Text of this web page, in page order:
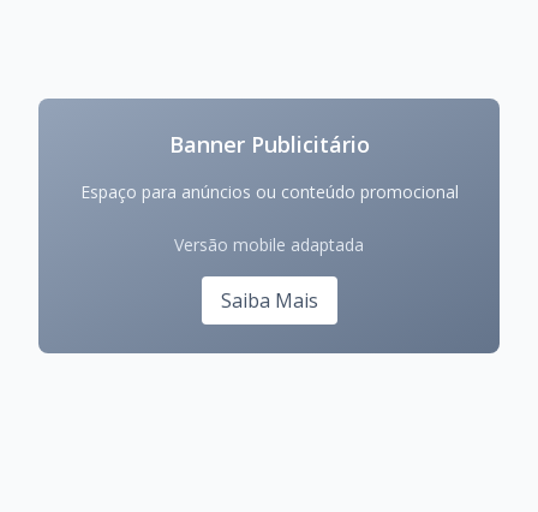
Banner Publicitário
Espaço para anúncios ou conteúdo promocional
Versão mobile adaptada
Saiba Mais